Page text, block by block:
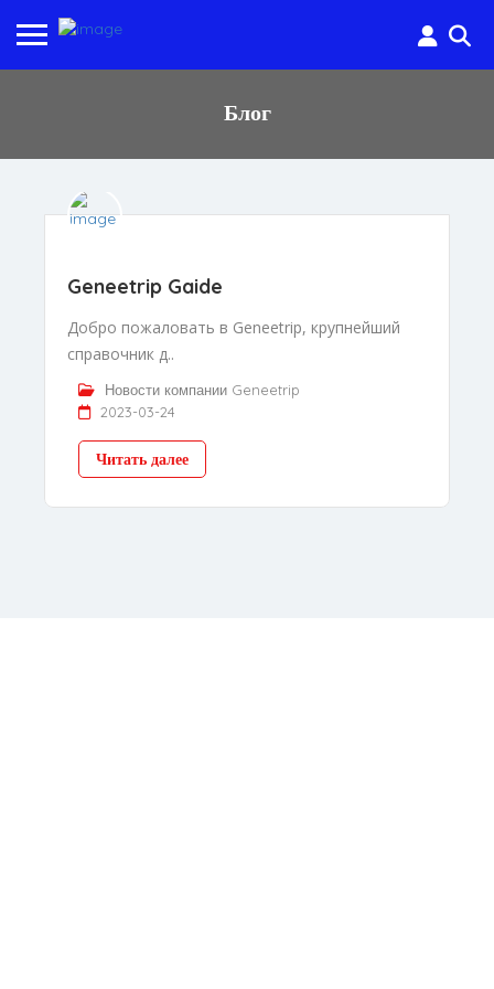
Блог
Geneetrip Gaide
Добро пожаловать в Geneetrip, крупнейший
справочник д..
Новости компании Geneetrip
2023-03-24
Читать далее